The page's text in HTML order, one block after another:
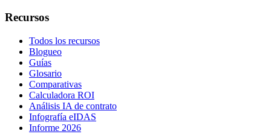
Recursos
Todos los recursos
Blogueo
Guías
Glosario
Comparativas
Calculadora ROI
Análisis IA de contrato
Infografía eIDAS
Informe 2026